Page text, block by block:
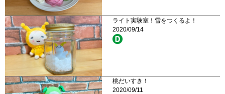
ライト実験室！雪をつくるよ！
2020/09/14
桃だいすき！
2020/09/11